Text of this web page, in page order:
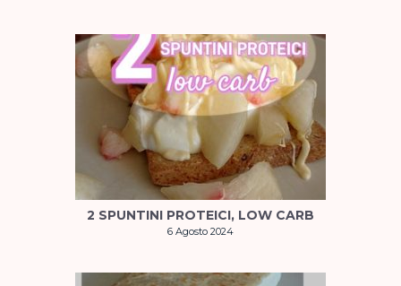
2 SPUNTINI PROTEICI, LOW CARB
6 Agosto 2024